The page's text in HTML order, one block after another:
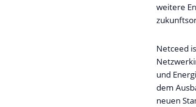
weitere
Netceed
und
dem
neuen